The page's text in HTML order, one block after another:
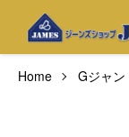
Home Gジャ